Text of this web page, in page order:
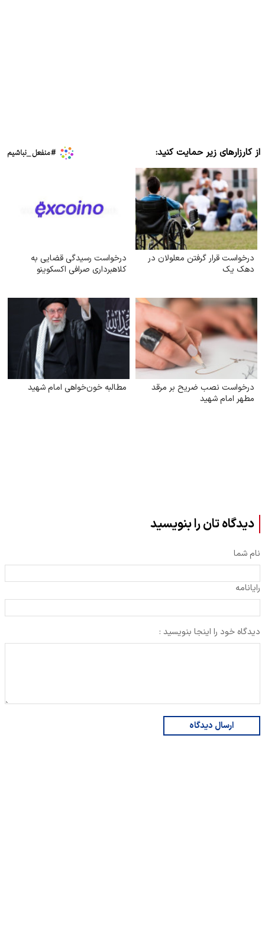
از کارزارهای زیر حمایت کنید:
درخواست قرار گرفتن معلولان در
دهک یک
درخواست رسیدگی قضایی به
کلاهبرداری صرافی اکسکوینو
درخواست نصب ضریح بر مرقد
مطهر امام شهید
مطالبه خون‌خواهی امام شهید
دیدگاه تان را بنویسید
نام شما
رایانامه
دیدگاه خود را اینجا بنویسید :
ارسال دیدگاه